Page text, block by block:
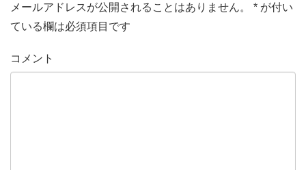
メールアドレスが公開されることはありません。 * が付い
ている欄は必須項目です
コメント